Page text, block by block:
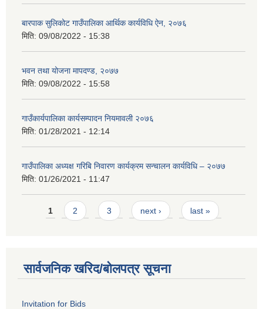
बारपाक सुलिकोट गाउँपालिका आर्थिक कार्यविधि ऐन, २०७६
मिति: 09/08/2022 - 15:38
भवन तथा योजना मापदण्ड, २०७७
मिति: 09/08/2022 - 15:58
गाउँकार्यपालिका कार्यसम्पादन नियमावली २०७६
मिति: 01/28/2021 - 12:14
गाउँपालिका अध्यक्ष गरिबि निवारण कार्यक्रम सन्चालन कार्यविधि – २०७७
मिति: 01/26/2021 - 11:47
Pages
1 2 3 next › last »
सार्वजनिक खरिद/बोलपत्र सूचना
Invitation for Bids